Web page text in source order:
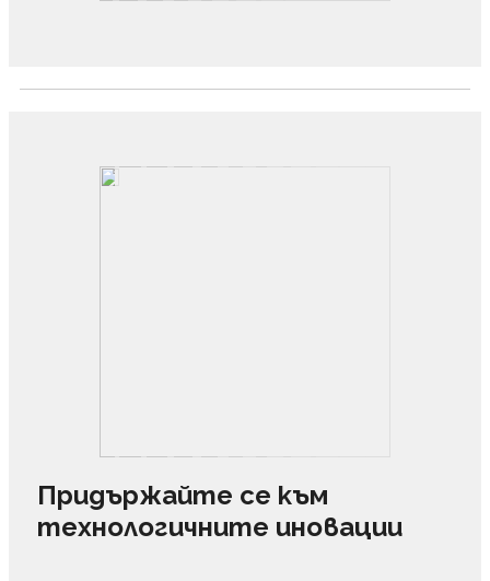
Придържайте се към
технологичните иновации